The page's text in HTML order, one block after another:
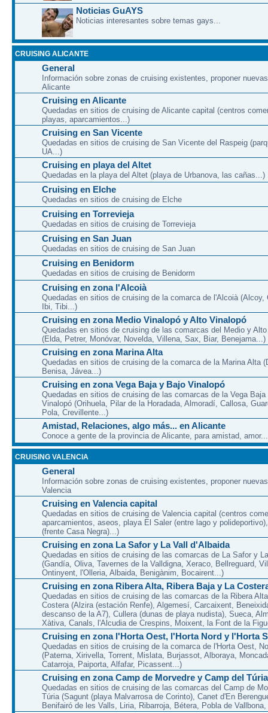
Noticias GuAYS
Noticias interesantes sobre temas gays...
CRUISING ALICANTE
General
Información sobre zonas de cruising existentes, proponer
Alicante
Cruising en Alicante
Quedadas en sitios de cruising de Alicante capital (centros
playas, aparcamientos...)
Cruising en San Vicente
Quedadas en sitios de cruising de San Vicente del Raspeig
UA...)
Cruising en playa del Altet
Quedadas en la playa del Altet (playa de Urbanova, las cañas...)
Cruising en Elche
Quedadas en sitios de cruising de Elche
Cruising en Torrevieja
Quedadas en sitios de cruising de Torrevieja
Cruising en San Juan
Quedadas en sitios de cruising de San Juan
Cruising en Benidorm
Quedadas en sitios de cruising de Benidorm
Cruising en zona l'Alcoià
Quedadas en sitios de cruising de la comarca de l'Alcoià (Alcoy,
Ibi, Tibi...)
Cruising en zona Medio Vinalopó y Alto Vinalopó
Quedadas en sitios de cruising de las comarcas del Medio y
(Elda, Petrer, Monóvar, Novelda, Villena, Sax, Biar, Benejama...)
Cruising en zona Marina Alta
Quedadas en sitios de cruising de la comarca de la Marina Alta
Benisa, Jávea...)
Cruising en zona Vega Baja y Bajo Vinalopó
Quedadas en sitios de cruising de las comarcas de la Vega Baja
Vinalopó (Orihuela, Pilar de la Horadada, Almoradí, Callosa,
Pola, Crevillente...)
Amistad, Relaciones, algo más... en Alicante
Conoce a gente de la provincia de Alicante, para amistad,
CRUISING VALENCIA
General
Información sobre zonas de cruising existentes, proponer
Valencia
Cruising en Valencia capital
Quedadas en sitios de cruising de Valencia capital (centros
aparcamientos, aseos, playa El Saler (entre lago y
(frente Casa Negra)...)
Cruising en zona La Safor y La Vall d'Albaida
Quedadas en sitios de cruising de las comarcas de La Safor y
(Gandía, Oliva, Tavernes de la Valldigna, Xeraco, Bellreguard,
Ontinyent, l'Olleria, Albaida, Benigànim, Bocairent...)
Cruising en zona Ribera Alta, Ribera Baja y La
Quedadas en sitios de cruising de las comarcas de la Ribera
Costera (Alzira (estación Renfe), Algemesí, Carcaixent,
descanso de la A7), Cullera (dunas de playa nudista), Sueca,
Xàtiva, Canals, l'Alcudia de Crespins, Moixent, la Font de la
Cruising en zona l'Horta Oest, l'Horta Nord y l'Horta
Quedadas en sitios de cruising de la comarca de l'Horta Oest,
(Paterna, Xirivella, Torrent, Mislata, Burjassot, Alboraya,
Catarroja, Paiporta, Alfafar, Picassent...)
Cruising en zona Camp de Morvedre y Camp del Túria
Quedadas en sitios de cruising de las comarcas del Camp de
Túria (Sagunt (playa Malvarrosa de Corinto), Canet d'En
Benifairó de les Valls, Liria, Ribarroja, Bétera, Pobla de